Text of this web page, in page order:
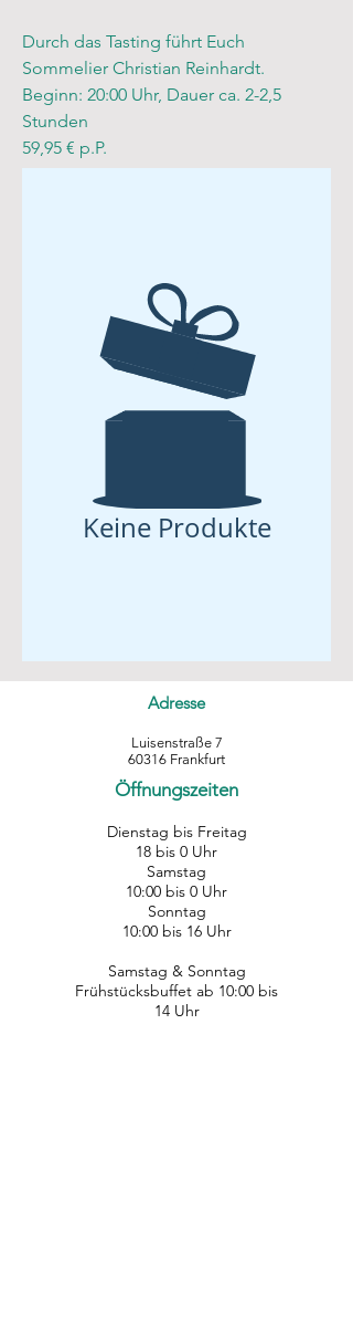
Durch das Tasting führt Euch
Sommelier Christian Reinhardt.
​Beginn: 20:00 Uhr, Dauer ca. 2-2,5
Stunden
59,95 € p.P.
Keine Produkte
Adresse
Luisenstraße 7
60316 Frankfurt
Öffnungszeiten
Dienstag bis Freitag
18 bis 0 Uhr
Samstag
10:00 bis 0 Uhr
Sonntag
10:00 bis 16 Uhr
Samstag & Sonntag
Frühstücksbuffet ab 10:00 bis
14 Uhr